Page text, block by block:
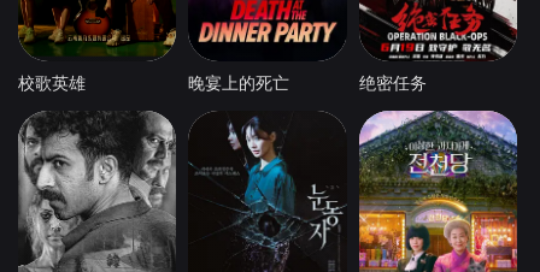
校歌英雄 晚宴上的死亡 绝密任务